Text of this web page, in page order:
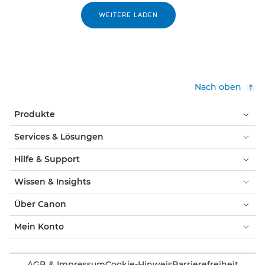
WEITERE LADEN
Nach oben
Produkte
Services & Lösungen
Hilfe & Support
Wissen & Insights
Über Canon
Mein Konto